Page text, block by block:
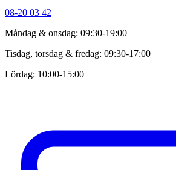
08-20 03 42
Måndag & onsdag: 09:30-19:00
Tisdag, torsdag & fredag: 09:30-17:00
Lördag: 10:00-15:00